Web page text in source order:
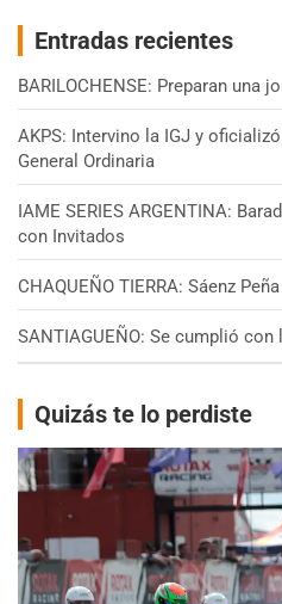
Entradas recientes
BARILOCHENSE: Preparan una
AKPS: Intervino la IGJ y
General Ordinaria
IAME SERIES ARGENTINA:
con Invitados
CHAQUEÑO TIERRA: Sáenz
SANTIAGUEÑO: Se cumplió
Quizás te lo perdiste